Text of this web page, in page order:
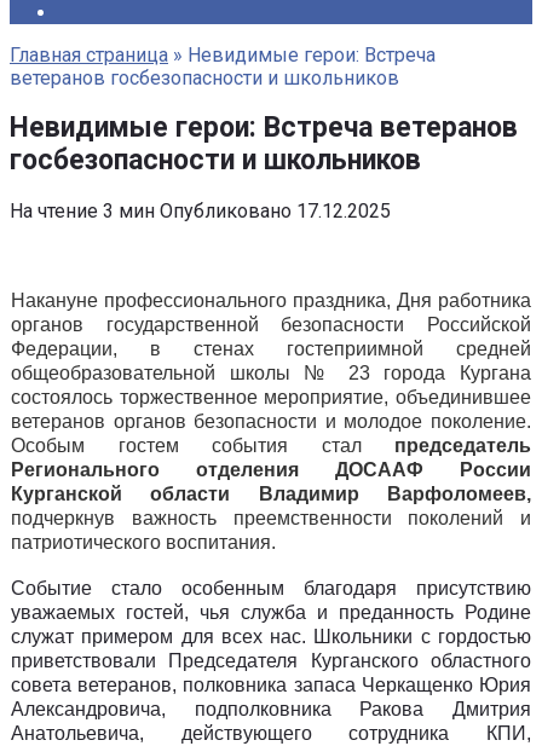
Главная страница » Невидимые герои: Встреча
ветеранов госбезопасности и школьников
Невидимые герои: Встреча ветеранов
госбезопасности и школьников
На чтение 3 мин Опубликовано 17.12.2025
Накануне профессионального праздника, Дня работника
органов государственной безопасности Российской
Федерации, в стенах гостеприимной средней
общеобразовательной школы № 23 города Кургана
состоялось торжественное мероприятие, объединившее
ветеранов органов безопасности и молодое поколение.
Особым гостем события стал председатель
Регионального отделения ДОСААФ России
Курганской области Владимир Варфоломеев,
подчеркнув важность преемственности поколений и
патриотического воспитания.
Событие стало особенным благодаря присутствию
уважаемых гостей, чья служба и преданность Родине
служат примером для всех нас. Школьники с гордостью
приветствовали
Председателя Курганского областного
совета ветеранов, полковника запаса Черкащенко Юрия
Александровича, подполковника Ракова Дмитрия
Анатольевича, действующего сотрудника КПИ,